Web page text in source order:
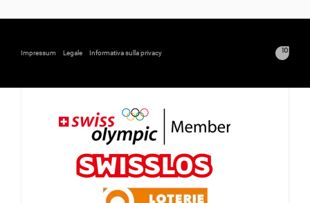
Impressum Legale Informativa sulla privacy